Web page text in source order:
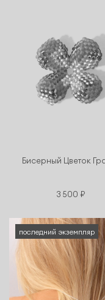
Бисерный Цветок
3 500 ₽
последний экземпляр